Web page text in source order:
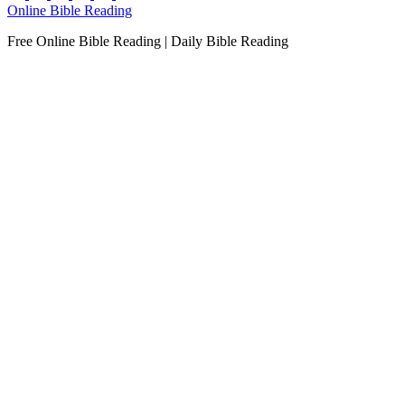
Online Bible Reading
Free Online Bible Reading | Daily Bible Reading